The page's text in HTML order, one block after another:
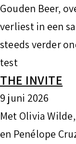
Gouden Beer,
verliest in een
steeds verder
test
THE INVITE
9 juni 2026
Met Olivia
en Penélope